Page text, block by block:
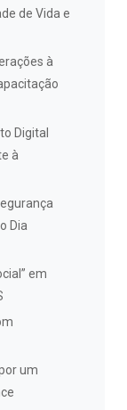
de Vida e
à
Digital
à
Dia
em
um